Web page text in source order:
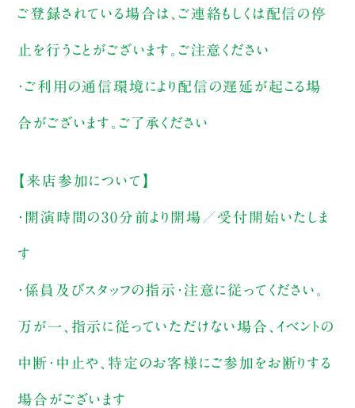
ご登録されている場合は、ご連絡もしくは配信の停
止を行うことがございます。ご注意ください
・ご利用の通信環境により配信の遅延が起こる場
合がございます。ご了承ください
【来店参加について】
・開演時間の30分前より開場／受付開始いたしま
す
・係員及びスタッフの指示・注意に従ってください。
万が一、指示に従っていただけない場合、イベントの
中断・中止や、特定のお客様にご参加をお断りする
場合がございます